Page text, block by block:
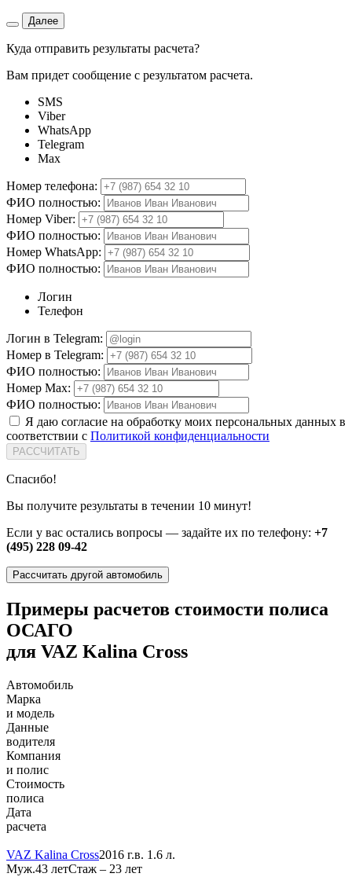
Далее
Куда отправить результаты расчета?
Вам придет сообщение с результатом расчета.
SMS
Viber
WhatsApp
Telegram
Max
Номер телефона:
ФИО полностью:
Номер Viber:
ФИО полностью:
Номер WhatsApp:
ФИО полностью:
Логин
Телефон
Логин в Telegram:
Номер в Telegram:
ФИО полностью:
Номер Max:
ФИО полностью:
Я даю согласие на обработку моих персональных данных в
соответствии с Политикой конфиденциальности
РАССЧИТАТЬ
Спасибо!
Вы получите результаты в течении 10 минут!
Если у вас остались вопросы — задайте их по телефону: +7
(495) 228 09-42
Рассчитать другой автомобиль
Примеры расчетов стоимости полиса
ОСАГО
для VAZ Kalina Cross
Автомобиль
Марка
и модель
Данные
водителя
Компания
и полис
Стоимость
полиса
Дата
расчета
VAZ Kalina Cross2016 г.в. 1.6 л.
Муж.43 летСтаж – 23 лет